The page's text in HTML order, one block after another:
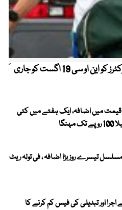
کیریبین پریمیئر لیگ ، قومی کرکٹرز کو این او سی 19 اگست کو جاری
میں اضافہ، ایک ہفتے میں کئی
تیسرے روز بڑا اضافہ ، فی تولہ ریٹ
اور تبدیلی کی فیس کم کرنے کا